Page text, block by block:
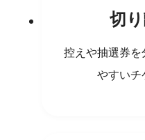
切
控えや抽選券
やすいチ